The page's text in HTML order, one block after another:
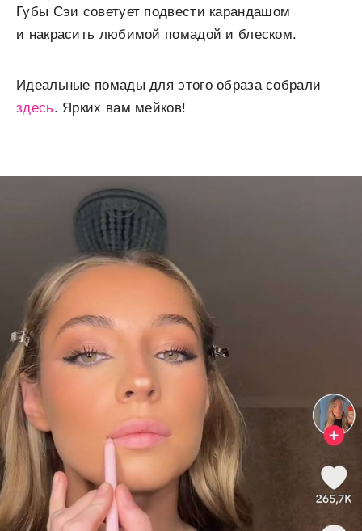
Губы Сэи советует подвести карандашом
и накрасить любимой помадой и блеском.
Идеальные помады для этого образа собрали
здесь. Ярких вам мейков!